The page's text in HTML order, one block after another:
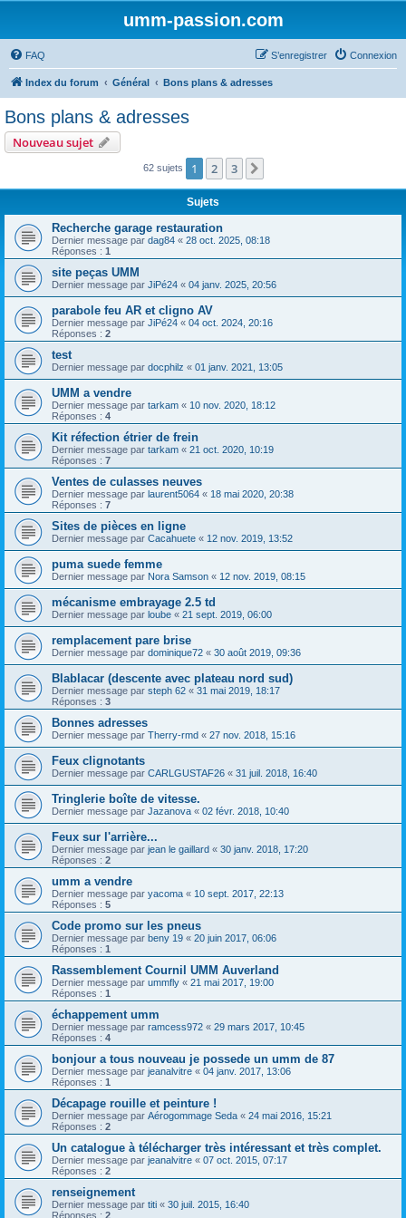
umm-passion.com
FAQ Connexion
S’enregistrer
Index du forum Général Bons plans & adresses
Bons plans & adresses
Nouveau sujet
62 sujets 1 2 3
Sujets
Recherche garage restauration
Dernier message par dag84 « 28 oct. 2025, 08:18
Réponses : 1
site peças UMM
Dernier message par JiPé24 « 04 janv. 2025, 20:56
parabole feu AR et cligno AV
Dernier message par JiPé24 « 04 oct. 2024, 20:16
Réponses : 2
test
Dernier message par docphilz « 01 janv. 2021, 13:05
UMM a vendre
Dernier message par tarkam « 10 nov. 2020, 18:12
Réponses : 4
Kit réfection étrier de frein
Dernier message par tarkam « 21 oct. 2020, 10:19
Réponses : 7
Ventes de culasses neuves
Dernier message par laurent5064 « 18 mai 2020, 20:38
Réponses : 7
Sites de pièces en ligne
Dernier message par Cacahuete « 12 nov. 2019, 13:52
puma suede femme
Dernier message par Nora Samson « 12 nov. 2019, 08:15
mécanisme embrayage 2.5 td
Dernier message par loube « 21 sept. 2019, 06:00
remplacement pare brise
Dernier message par dominique72 « 30 août 2019, 09:36
Blablacar (descente avec plateau nord sud)
Dernier message par steph 62 « 31 mai 2019, 18:17
Réponses : 3
Bonnes adresses
Dernier message par Therry-rmd « 27 nov. 2018, 15:16
Feux clignotants
Dernier message par CARLGUSTAF26 « 31 juil. 2018, 16:40
Tringlerie boîte de vitesse.
Dernier message par Jazanova « 02 févr. 2018, 10:40
Feux sur l'arrière...
Dernier message par jean le gaillard « 30 janv. 2018, 17:20
Réponses : 2
umm a vendre
Dernier message par yacoma « 10 sept. 2017, 22:13
Réponses : 5
Code promo sur les pneus
Dernier message par beny 19 « 20 juin 2017, 06:06
Réponses : 1
Rassemblement Cournil UMM Auverland
Dernier message par ummfly « 21 mai 2017, 19:00
Réponses : 1
échappement umm
Dernier message par ramcess972 « 29 mars 2017, 10:45
Réponses : 4
bonjour a tous nouveau je possede un umm de 87
Dernier message par jeanalvitre « 04 janv. 2017, 13:06
Réponses : 1
Décapage rouille et peinture !
Dernier message par Aérogommage Seda « 24 mai 2016, 15:21
Réponses : 2
Un catalogue à télécharger très intéressant et très complet.
Dernier message par jeanalvitre « 07 oct. 2015, 07:17
Réponses : 2
renseignement
Dernier message par titi « 30 juil. 2015, 16:40
Réponses : 2